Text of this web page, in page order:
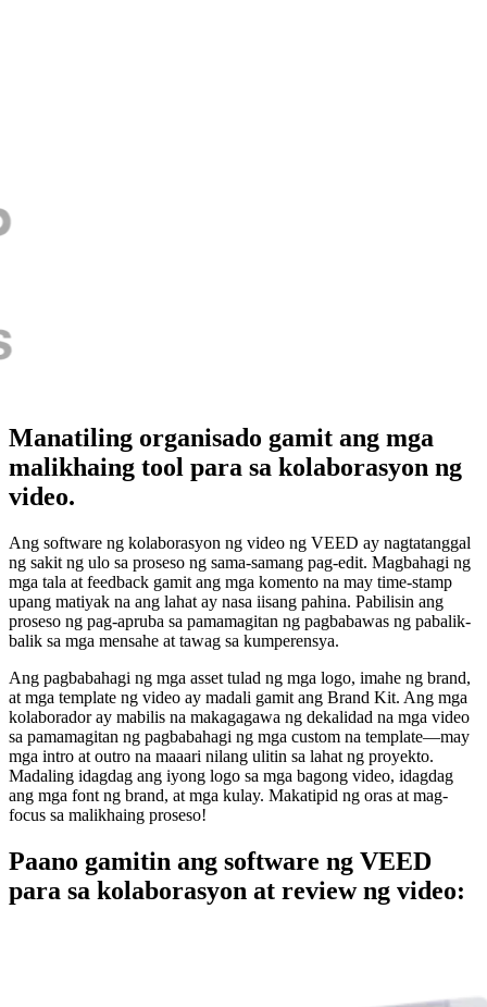
Manatiling organisado gamit ang mga
malikhaing tool para sa kolaborasyon ng
video.
Ang software ng kolaborasyon ng video ng VEED ay nagtatanggal
ng sakit ng ulo sa proseso ng sama-samang pag-edit. Magbahagi ng
mga tala at feedback gamit ang mga komento na may time-stamp
upang matiyak na ang lahat ay nasa iisang pahina. Pabilisin ang
proseso ng pag-apruba sa pamamagitan ng pagbabawas ng pabalik-
balik sa mga mensahe at tawag sa kumperensya.
Ang pagbabahagi ng mga asset tulad ng mga logo, imahe ng brand,
at mga template ng video ay madali gamit ang Brand Kit. Ang mga
kolaborador ay mabilis na makagagawa ng dekalidad na mga video
sa pamamagitan ng pagbabahagi ng mga custom na template—may
mga intro at outro na maaari nilang ulitin sa lahat ng proyekto.
Madaling idagdag ang iyong logo sa mga bagong video, idagdag
ang mga font ng brand, at mga kulay. Makatipid ng oras at mag-
focus sa malikhaing proseso!
Paano gamitin ang software ng VEED
para sa kolaborasyon at review ng video: